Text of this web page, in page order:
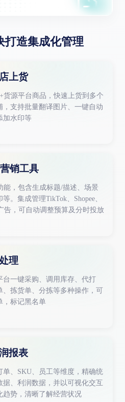
打造集成化管理
上货
货源平台商品，快速上货到多个
，支持批量翻译图片、一键自动
加水印等
销工具
能，包含生成标题/描述、场景
。集成管理TikTok、Shopee、
告，可自动调整预算及分时投放
理
台一键采购、调用库存、代打
、拣货单、分拣等多种操作，可
，标记黑名单
报表
单、SKU、员工等维度，精确统
据、利润数据，并以可视化交互
趋势，清晰了解经营状况